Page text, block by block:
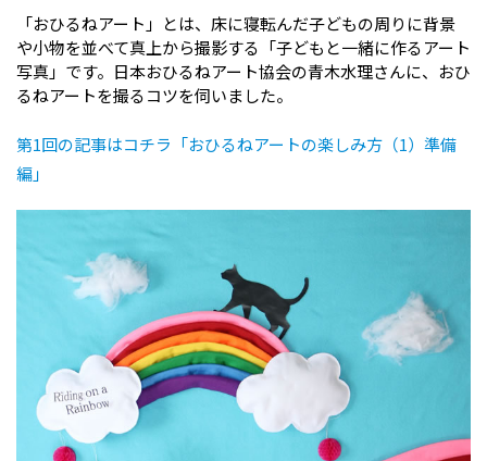
「おひるねアート」とは、床に寝転んだ子どもの周りに背景
や小物を並べて真上から撮影する「子どもと一緒に作るアート
写真」です。日本おひるねアート協会の青木水理さんに、おひ
るねアートを撮るコツを伺いました。
第1回の記事はコチラ「おひるねアートの楽しみ方（1）準備
編」